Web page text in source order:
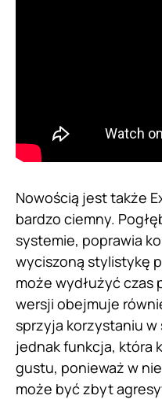
Nowością jest także
bardzo ciemny.
systemie, poprawia
wyciszoną stylistykę
może wydłużyć czas
wersji obejmuje
sprzyja korzystaniu w
jednak funkcja, która
gustu, ponieważ w
może być zbyt